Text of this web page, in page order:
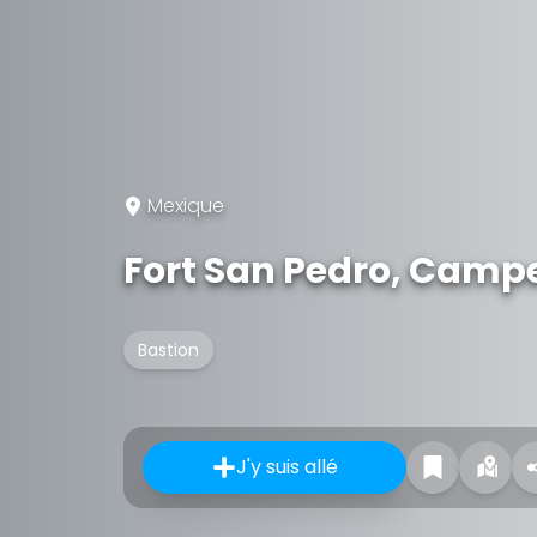
Mexique
Fort San Pedro,
Bastion
J'y suis allé